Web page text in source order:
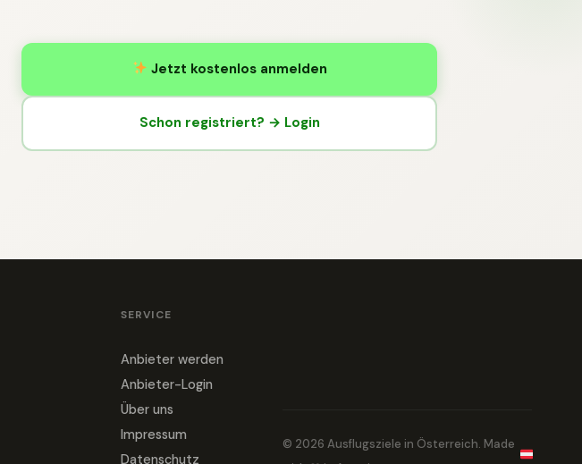
Jetzt kostenlos anmelden
Schon registriert? → Login
SERVICE
Anbieter werden
Anbieter-Login
Über uns
Impressum
Datenschutz
© 2026 Ausflugsziele in Österreich. Made